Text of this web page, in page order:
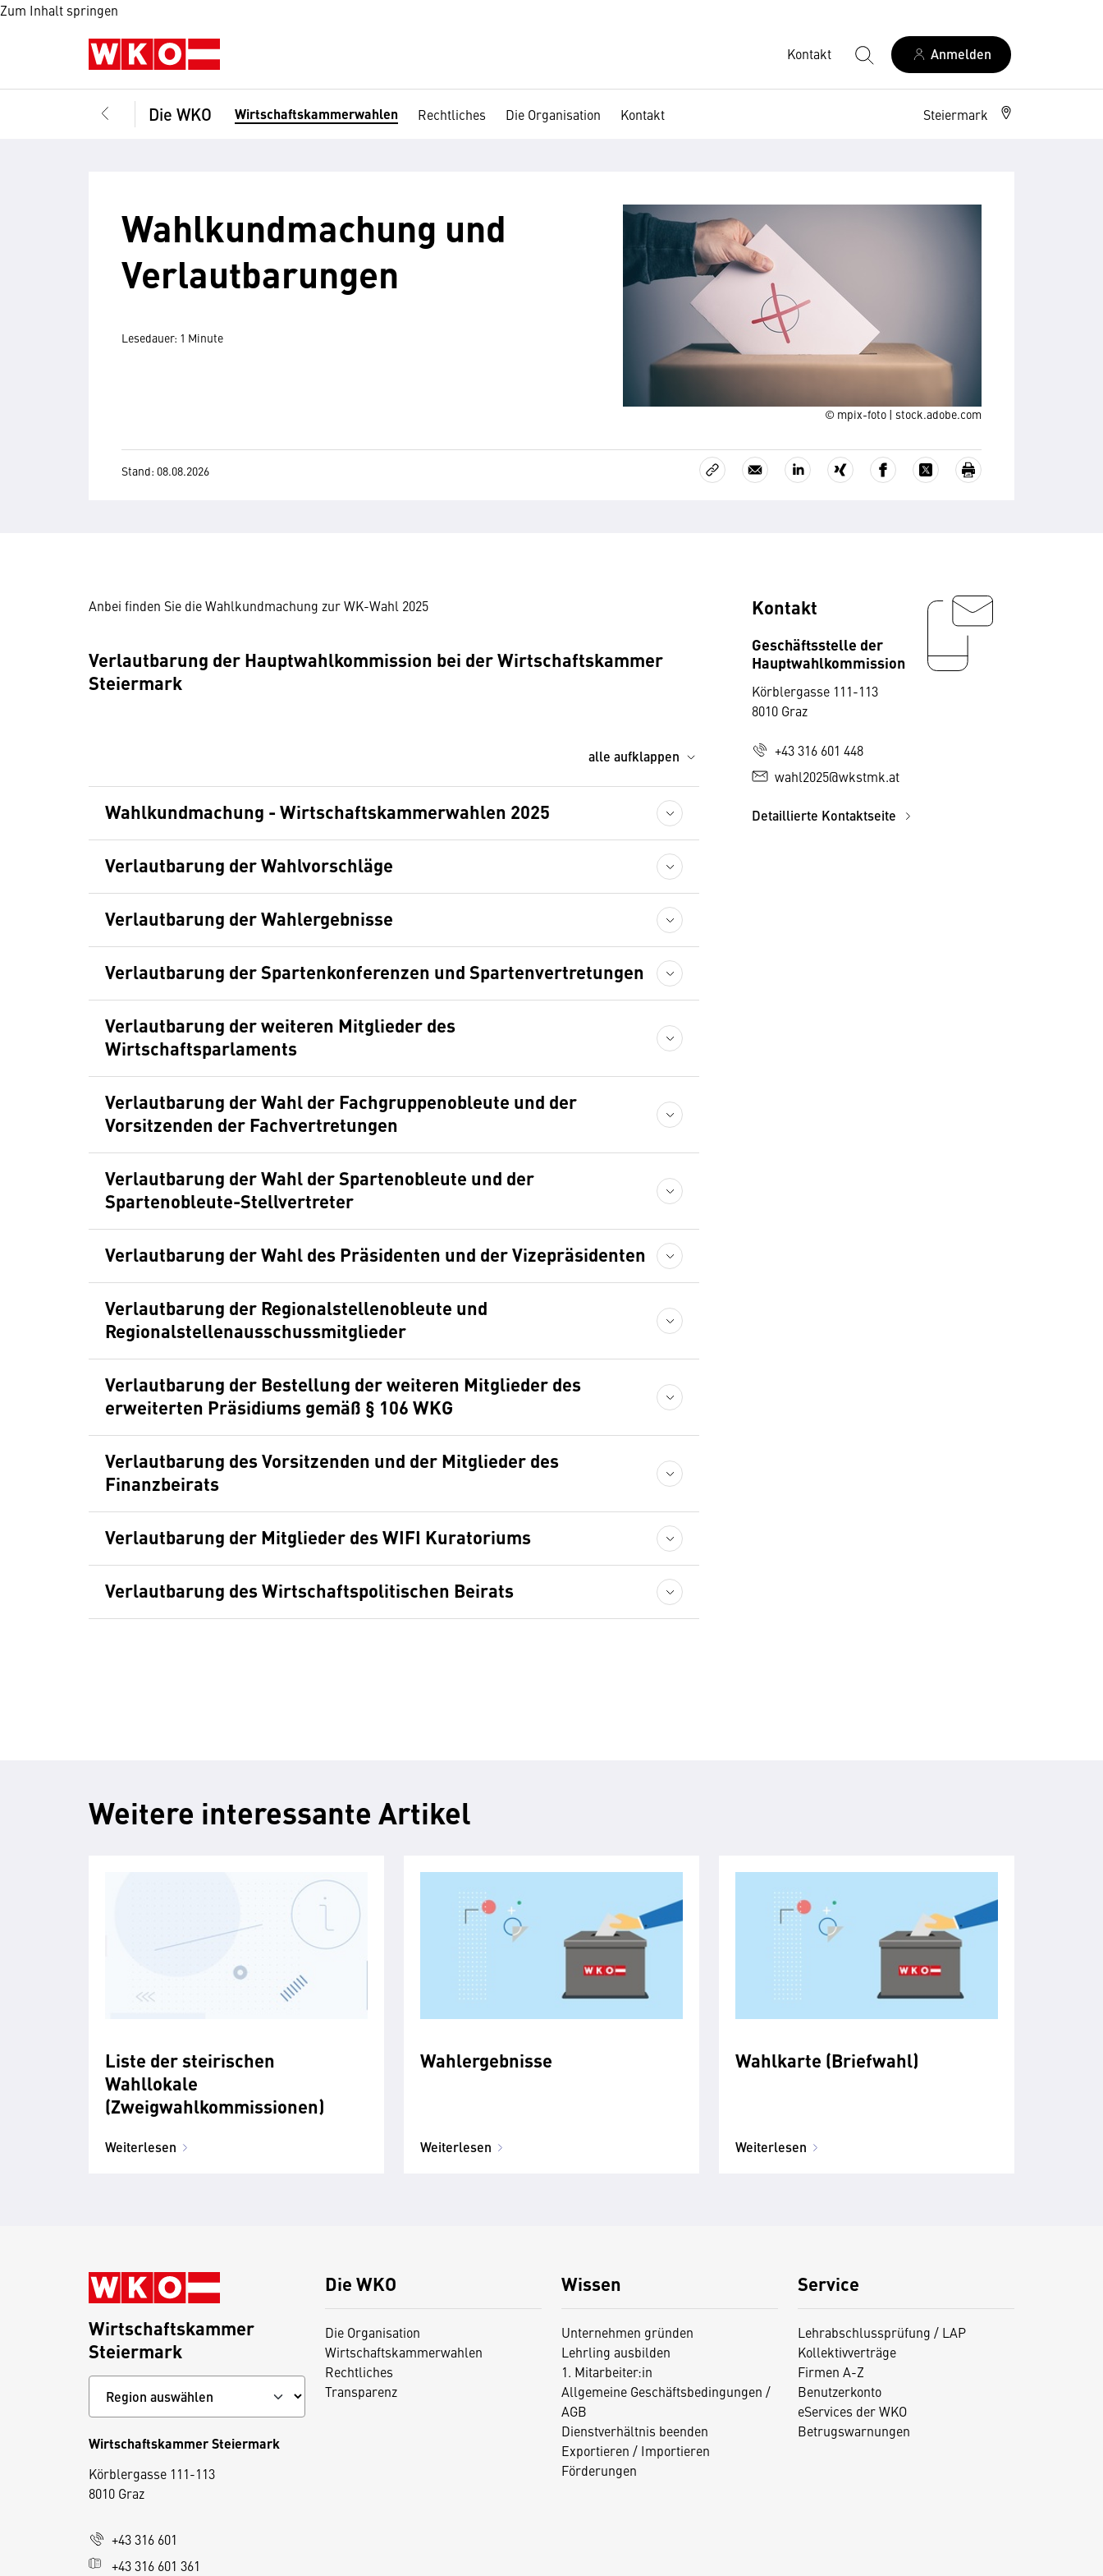
Zum Inhalt springen
Kontakt Anmelden
Die WKO Wirtschaftskammerwahlen Rechtliches Die Organisation Kontakt Steiermark
© mpix-foto | stock.adobe.com
Wahlkundmachung und
Verlautbarungen
Lesedauer: 1 Minute
Stand: 08.08.2026
Anbei finden Sie die Wahlkundmachung zur WK-Wahl 2025
Verlautbarung der Hauptwahlkommission bei der Wirtschaftskammer
Steiermark
alle aufklappen
Wahlkundmachung - Wirtschaftskammerwahlen 2025
Verlautbarung der Wahlvorschläge
Verlautbarung der Wahlergebnisse
Verlautbarung der Spartenkonferenzen und Spartenvertretungen
Verlautbarung der weiteren Mitglieder des
Wirtschaftsparlaments
Verlautbarung der Wahl der Fachgruppenobleute und der
Vorsitzenden der Fachvertretungen
Verlautbarung der Wahl der Spartenobleute und der
Spartenobleute-Stellvertreter
Verlautbarung der Wahl des Präsidenten und der Vizepräsidenten
Verlautbarung der Regionalstellenobleute und
Regionalstellenausschussmitglieder
Verlautbarung der Bestellung der weiteren Mitglieder des
erweiterten Präsidiums gemäß § 106 WKG
Verlautbarung des Vorsitzenden und der Mitglieder des
Finanzbeirats
Verlautbarung der Mitglieder des WIFI Kuratoriums
Verlautbarung des Wirtschaftspolitischen Beirats
Kontakt
Geschäftsstelle der
Hauptwahlkommission
Körblergasse 111-113
8010 Graz
+43 316 601 448
wahl2025@wkstmk.at
Detaillierte Kontaktseite
Weitere interessante Artikel
Liste der steirischen
Wahllokale
(Zweigwahlkommissionen)
Weiterlesen
Wahlergebnisse
Weiterlesen
Wahlkarte (Briefwahl)
Weiterlesen
Die WKO
Die Organisation
Wirtschaftskammerwahlen
Rechtliches
Transparenz
Wissen
Unternehmen gründen
Lehrling ausbilden
1. Mitarbeiter:in
Allgemeine Geschäftsbedingungen /
AGB
Dienstverhältnis beenden
Exportieren / Importieren
Förderungen
Service
Lehrabschlussprüfung / LAP
Kollektivverträge
Firmen A-Z
Benutzerkonto
eServices der WKO
Betrugswarnungen
Wirtschaftskammer
Steiermark
Wirtschaftskammer Steiermark
Körblergasse 111-113
8010 Graz
+43 316 601
+43 316 601 361